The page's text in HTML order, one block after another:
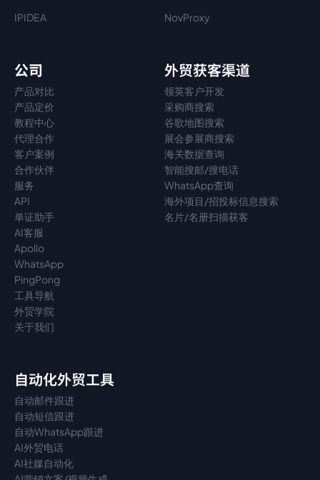
IPIDEA
NovProxy
公司
产品对比
产品定价
教程中心
代理合作
客户案例
合作伙伴
服务
API
单证助手
AI客服
Apollo
WhatsApp
PingPong
工具导航
外贸学院
关于我们
外贸获客渠道
领英客户开发
采购商搜索
谷歌地图搜索
展会参展商搜索
海关数据查询
智能搜邮/搜电话
WhatsApp查询
海外项目/招投标信息搜索
名片/名册扫描获客
自动化外贸工具
自动邮件跟进
自动短信跟进
自动WhatsApp跟进
AI外贸电话
AI社媒自动化